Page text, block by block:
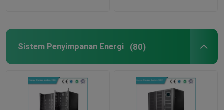
Sistem Penyimpanan Energi (80)